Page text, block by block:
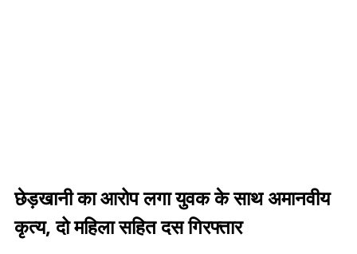
छेड़खानी का आरोप लगा युवक के साथ अमानवीय
कृत्य, दो महिला सहित दस गिरफ्तार